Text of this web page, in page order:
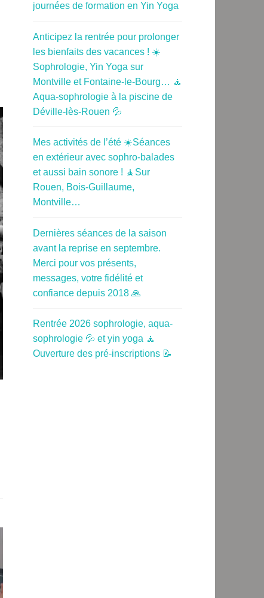
journées de formation en Yin Yoga
Anticipez la rentrée pour prolonger
les bienfaits des vacances ! ☀️
Sophrologie, Yin Yoga sur
Montville et Fontaine-le-Bourg… 🧘
Aqua-sophrologie à la piscine de
Déville-lès-Rouen 💦
Mes activités de l’été ☀️Séances
en extérieur avec sophro-balades
et aussi bain sonore ! 🧘Sur
Rouen, Bois-Guillaume,
Montville…
Dernières séances de la saison
avant la reprise en septembre.
Merci pour vos présents,
messages, votre fidélité et
confiance depuis 2018 🙏
Rentrée 2026 sophrologie, aqua-
sophrologie 💦 et yin yoga 🧘
Ouverture des pré-inscriptions 📝